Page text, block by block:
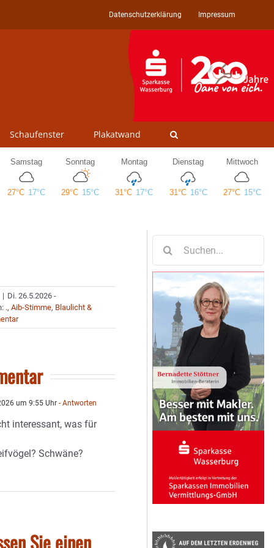
Datenschutzerklärung Impressum
Schaufenster Plakatwand
| Di. 26.5.2026 -
.,Aib-Stimme, Blaulicht &
um 9:55 Uhr - Antworten
interessant, was für
Schwäne?
Sie einen
nach: